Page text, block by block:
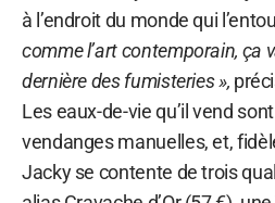
à l’endroit du monde qui
comme l’art contemporain, ça
dernière des fumisteries »,
Les eaux-de-vie qu’il vend
vendanges manuelles, et,
Jacky se contente de trois